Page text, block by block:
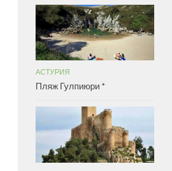
АСТУРИЯ
Пляж Гулпиюри *